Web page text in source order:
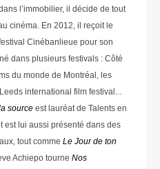
l’immobilier, il décide de tout
cinéma. En 2012, il reçoit le
Cinébanlieue pour son
dans plusieurs festivals : Côté
du monde de Montréal, les
international film festival...
source est lauréat de Talents en
est lui aussi présenté dans des
tout comme Le Jour de ton
Achiepo tourne Nos